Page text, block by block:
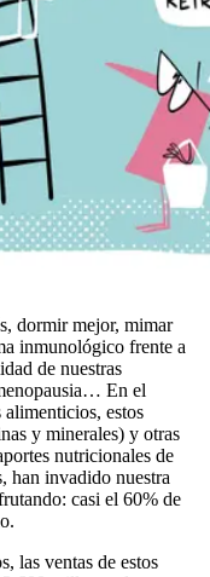
dormir mejor, mimar
inmunológico frente a
de nuestras
En el
alimenticios, estos
y minerales) y otras
nutricionales de
han invadido nuestra
casi el 60% de
las ventas de estos